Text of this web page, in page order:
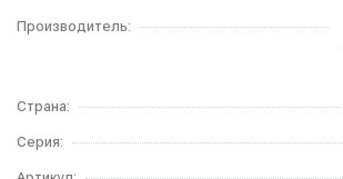
Производитель:
Страна:
Серия: